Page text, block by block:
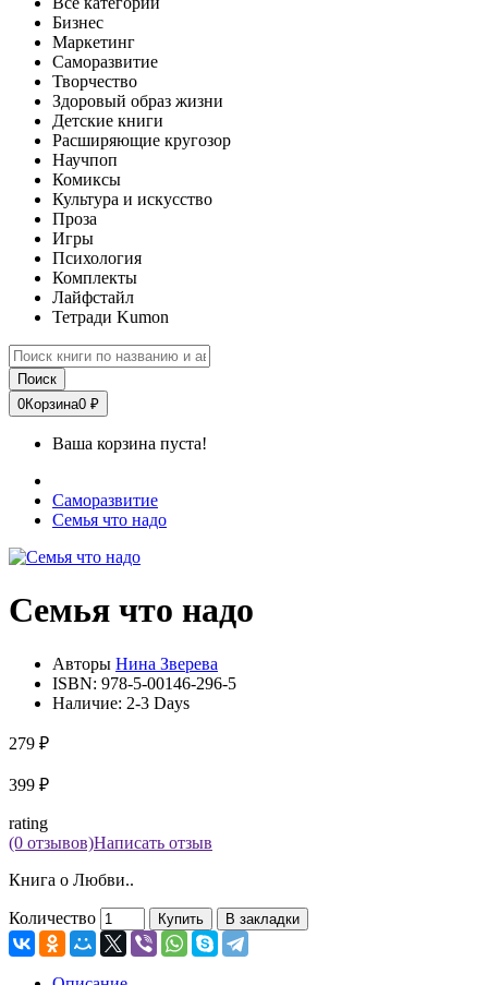
Бизнес
Маркетинг
Саморазвитие
Творчество
Здоровый образ жизни
Детские книги
Расширяющие кругозор
Научпоп
Комиксы
Культура и искусство
Проза
Игры
Психология
Комплекты
Лайфстайл
Тетради Kumon
Поиск
0Корзина0 ₽
Ваша корзина пуста!
Саморазвитие
Семья что надо
Семья что надо
Авторы Нина Зверева
ISBN: 978-5-00146-296-5
Наличие: 2-3 Days
279 ₽
399 ₽
rating
(0 отзывов)Написать отзыв
Книга о Любви..
Количество Купить В закладки